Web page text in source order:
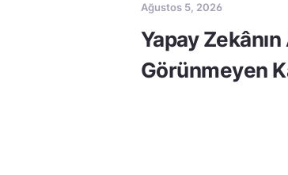
Ağustos 5, 2026
Yapay
Görünmeyen